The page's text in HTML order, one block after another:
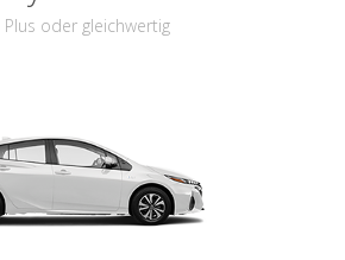
oder gleichwertig